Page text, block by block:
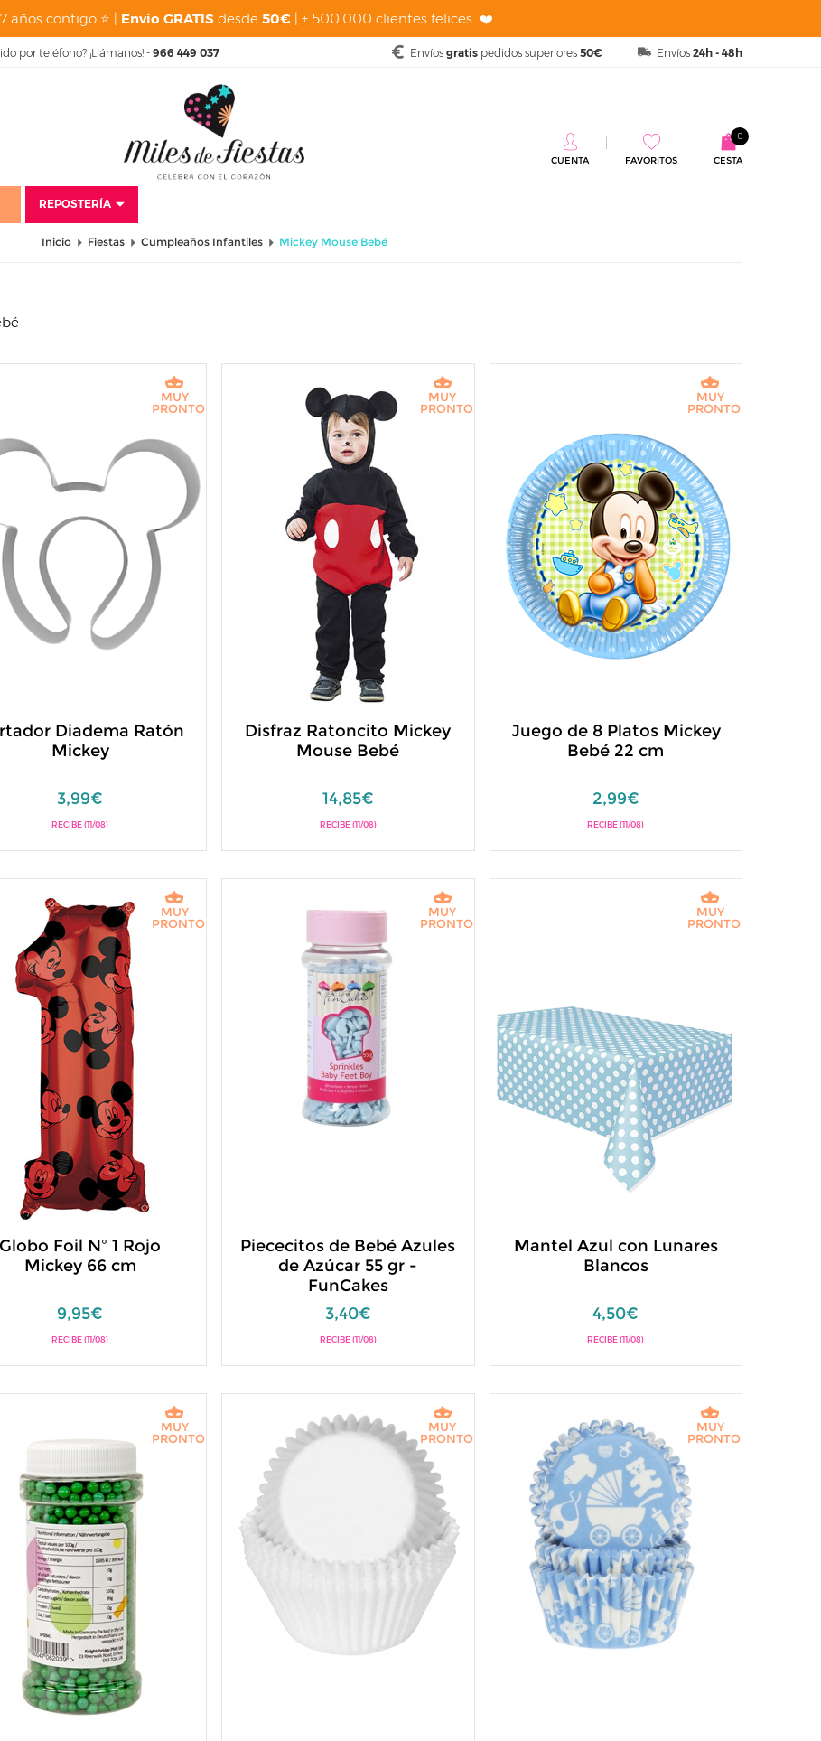
años contigo ⭐ | Envío GRATIS desde 50€ | + 500.000 clientes felices ❤️
por teléfono? ¡Llámanos! - 966 449 037 Envíos 24h - 48h
Envíos gratis pedidos superiores 50€
CESTA
0
CUENTA FAVORITOS
REPOSTERÍA
Inicio Fiestas Cumpleaños Infantiles Mickey Mouse Bebé
Diadema Ratón
Mickey
3,99€
RECIBE (11/08)
MUY
PRONTO
Disfraz Ratoncito Mickey
Mouse Bebé
14,85€
RECIBE (11/08)
MUY
PRONTO
Juego de 8 Platos Mickey
Bebé 22 cm
2,99€
RECIBE (11/08)
MUY
PRONTO
Globo Foil Nº 1 Rojo
Mickey 66 cm
9,95€
RECIBE (11/08)
MUY
PRONTO
Piececitos de Bebé Azules
de Azúcar 55 gr -
FunCakes
3,40€
RECIBE (11/08)
MUY
PRONTO
Mantel Azul con Lunares
Blancos
4,50€
RECIBE (11/08)
MUY
PRONTO
MUY
PRONTO
MUY
PRONTO
MUY
PRONTO